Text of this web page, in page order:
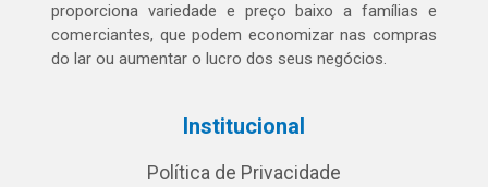
proporciona variedade e preço baixo a famílias e
comerciantes, que podem economizar nas compras
do lar ou aumentar o lucro dos seus negócios.
Institucional
Política de Privacidade